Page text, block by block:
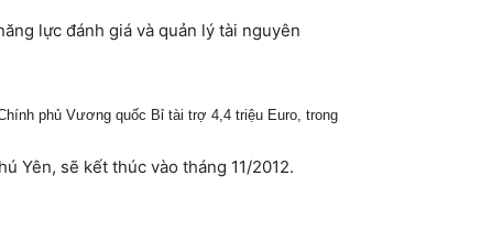
lực đánh giá và quản lý tài nguyên
phủ Vương quốc Bỉ tài trợ 4,4 triệu Euro, trong
Yên, sẽ kết thúc vào tháng 11/2012.